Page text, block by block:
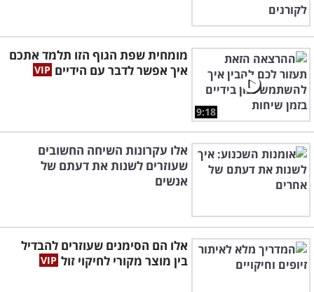
9:18
מומחית שפת הגוף הזו תלמד אתכם
איך אפשר לדבר עם הידיים
אלו עקרונות השיחה החשובים
שעוזרים לשנות את דעתם של
אנשים
אלו הם הסימנים שעוזרים להבדיל
בין מוצר מקורי לחיקוי זול